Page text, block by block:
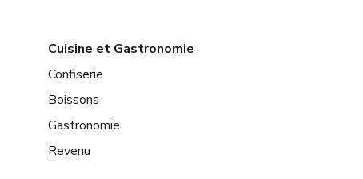
Cuisine et Gastronomie
Confiserie
Boissons
Gastronomie
Revenu